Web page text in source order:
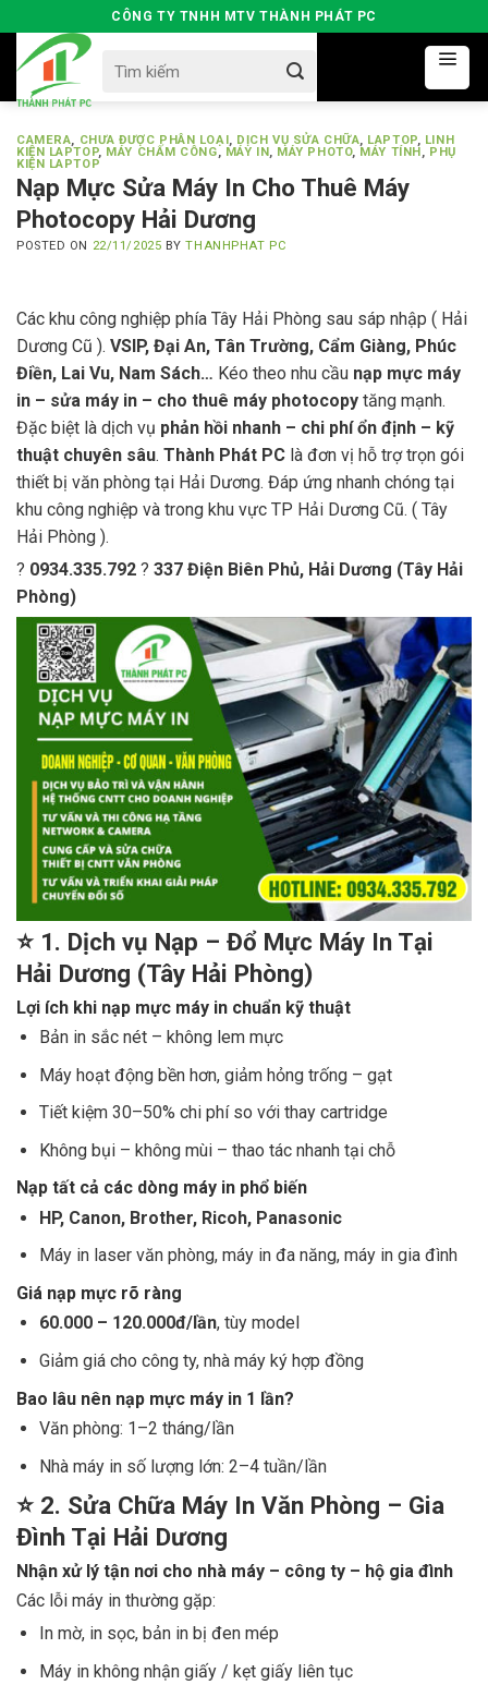
to
content
CÔNG TY TNHH MTV THÀNH PHÁT PC
for:
CAMERA, CHƯA ĐƯỢC PHÂN LOẠI, DỊCH VỤ SỬA CHỮA, LAPTOP, LINH
KIỆN LAPTOP, MÁY CHẤM CÔNG, MÁY IN, MÁY PHOTO, MÁY TÍNH, PHỤ
KIỆN LAPTOP
Nạp Mực Sửa Máy In Cho Thuê Máy
Photocopy Hải Dương
POSTED ON 22/11/2025 BYTHANHPHAT PC
Các khu công nghiệp phía Tây Hải Phòng sau sáp nhập ( Hải
Dương Cũ ). VSIP, Đại An, Tân Trường, Cẩm Giàng, Phúc
Điền, Lai Vu, Nam Sách… Kéo theo nhu cầu nạp mực máy
in – sửa máy in – cho thuê máy photocopy tăng mạnh.
Đặc biệt là dịch vụ phản hồi nhanh – chi phí ổn định – kỹ
thuật chuyên sâu. Thành Phát PC là đơn vị hỗ trợ trọn gói
thiết bị văn phòng tại Hải Dương. Đáp ứng nhanh chóng tại
khu công nghiệp và trong khu vực TP Hải Dương Cũ. ( Tây
Hải Phòng ).
? 0934.335.792 ? 337 Điện Biên Phủ, Hải Dương (Tây Hải
Phòng)
⭐ 1. Dịch vụ Nạp – Đổ Mực Máy In Tại
Hải Dương (Tây Hải Phòng)
Lợi ích khi nạp mực máy in chuẩn kỹ thuật
Bản in sắc nét – không lem mực
Máy hoạt động bền hơn, giảm hỏng trống – gạt
Tiết kiệm 30–50% chi phí so với thay cartridge
Không bụi – không mùi – thao tác nhanh tại chỗ
Nạp tất cả các dòng máy in phổ biến
HP, Canon, Brother, Ricoh, Panasonic
Máy in laser văn phòng, máy in đa năng, máy in gia đình
Giá nạp mực rõ ràng
60.000 – 120.000đ/lần, tùy model
Giảm giá cho công ty, nhà máy ký hợp đồng
Bao lâu nên nạp mực máy in 1 lần?
Văn phòng: 1–2 tháng/lần
Nhà máy in số lượng lớn: 2–4 tuần/lần
⭐ 2. Sửa Chữa Máy In Văn Phòng – Gia
Đình Tại Hải Dương
Nhận xử lý tận nơi cho nhà máy – công ty – hộ gia đình
Các lỗi máy in thường gặp:
In mờ, in sọc, bản in bị đen mép
Máy in không nhận giấy / kẹt giấy liên tục